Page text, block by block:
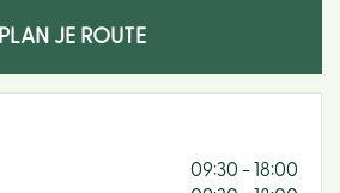
PLAN JE ROUTE
09:30 - 18:00